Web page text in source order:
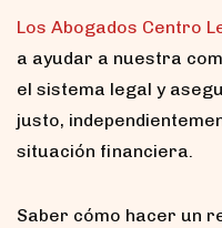
Los Abogados Centro
a ayudar a nuestra
el sistema legal y
justo,
situación financiera.
Saber cómo hacer un